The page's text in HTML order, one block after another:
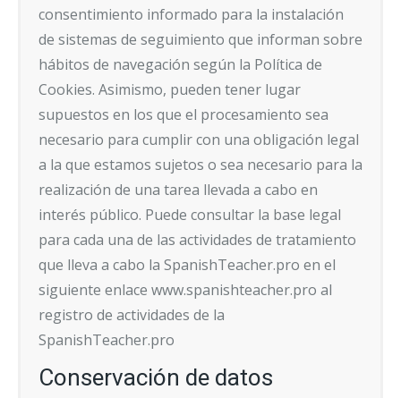
consentimiento informado para la instalación
de sistemas de seguimiento que informan sobre
hábitos de navegación según la Política de
Cookies. Asimismo, pueden tener lugar
supuestos en los que el procesamiento sea
necesario para cumplir con una obligación legal
a la que estamos sujetos o sea necesario para la
realización de una tarea llevada a cabo en
interés público. Puede consultar la base legal
para cada una de las actividades de tratamiento
que lleva a cabo la SpanishTeacher.pro en el
siguiente enlace www.spanishteacher.pro al
registro de actividades de la
SpanishTeacher.pro
Conservación de datos